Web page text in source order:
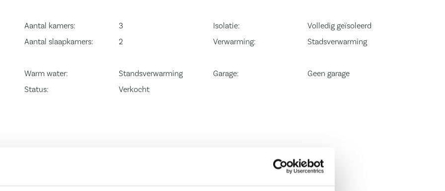
Aantal kamers: 3 Isolatie:
Volledig geïsoleerd
Aantal slaapkamers:
2 Verwarming: Stadsverwarming
Warm water: Standsverwarming Garage:
Geen garage
Status:
Verkocht